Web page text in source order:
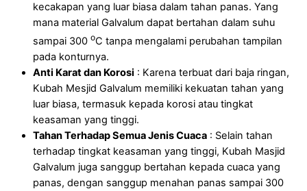
kecakapan yang luar biasa dalam tahan panas. Yang
mana material Galvalum dapat bertahan dalam suhu
sampai 300 oC tanpa mengalami perubahan tampilan
pada konturnya.
Anti Karat dan Korosi : Karena terbuat dari baja ringan,
Kubah Mesjid Galvalum memiliki kekuatan tahan yang
luar biasa, termasuk kepada korosi atau tingkat
keasaman yang tinggi.
Tahan Terhadap Semua Jenis Cuaca : Selain tahan
terhadap tingkat keasaman yang tinggi, Kubah Masjid
Galvalum juga sanggup bertahan kepada cuaca yang
panas, dengan sanggup menahan panas sampai 300